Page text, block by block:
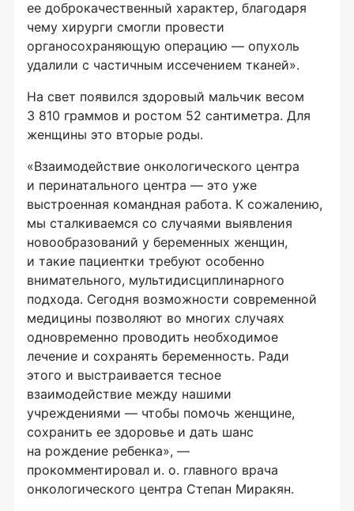
ее доброкачественный характер, благодаря
чему хирурги смогли провести
органосохраняющую операцию — опухоль
удалили с частичным иссечением тканей».
На свет появился здоровый мальчик весом
3 810 граммов и ростом 52 сантиметра. Для
женщины это вторые роды.
«Взаимодействие онкологического центра
и перинатального центра — это уже
выстроенная командная работа. К сожалению,
мы сталкиваемся со случаями выявления
новообразований у беременных женщин,
и такие пациентки требуют особенно
внимательного, мультидисциплинарного
подхода. Сегодня возможности современной
медицины позволяют во многих случаях
одновременно проводить необходимое
лечение и сохранять беременность. Ради
этого и выстраивается тесное
взаимодействие между нашими
учреждениями — чтобы помочь женщине,
сохранить ее здоровье и дать шанс
на рождение ребенка», —
прокомментировал и. о. главного врача
онкологического центра Степан Миракян.